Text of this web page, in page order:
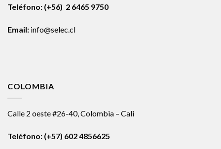
Teléfono: (+56) 2 6465 9750
Email: info@selec.cl
COLOMBIA
Calle 2 oeste #26-40, Colombia – Cali
Teléfono: (+57) 602 4856625